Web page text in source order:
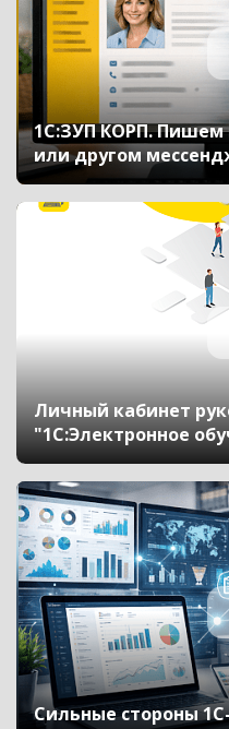
1С:ЗУП КОРП. Пишем
или другом
Личный кабинет
"1С:Электронное
Сильные стороны